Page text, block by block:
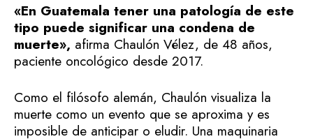
«En Guatemala tener una patología de este
tipo puede significar una condena de
muerte», afirma Chaulón Vélez, de 48 años,
paciente oncológico desde 2017.
Como el filósofo alemán, Chaulón visualiza la
muerte como un evento que se aproxima y es
imposible de anticipar o eludir. Una maquinaria